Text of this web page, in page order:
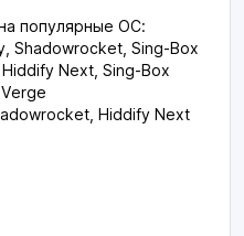
популярные ОС:
Shadowrocket, Sing-Box
Next, Sing-Box
Hiddify Next